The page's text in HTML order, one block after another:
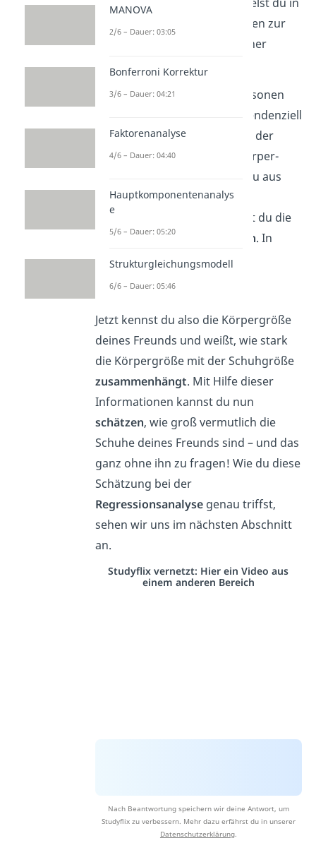
einer Tabelle alle Informationen zur
Körper- und Schuhgröße
deiner
Bekannten.
Und tatsächlich: Größere Personen
haben in deiner Stichprobe tendenziell
auch größere Füße. Wie stark der
Zusammenhang
zwischen Körper-
und Schuhgröße ist, kannst du aus
den Daten in deiner Tabelle
berechnen. Dafür verwendest du die
Produkt-Moment-Korrelation. In
deiner Stichprobe beträgt die
Korrelation
Jetzt kennst du also die Körpergröße
deines Freunds und weißt, wie stark
die Körpergröße mit der Schuhgröße
zusammenhängt. Mit Hilfe dieser
Informationen kannst du nun
schätzen, wie groß vermutlich die
Schuhe deines Freunds sind – und das
ganz ohne ihn zu fragen! Wie du diese
Schätzung bei der
Regressionsanalysegenau triffst,
sehen wir uns im nächsten Abschnitt
an.
Studyflix vernetzt: Hier ein Video aus
einem anderen Bereich
Nach Beantwortung speichern wir deine Antwort, um
Studyflix zu verbessern. Mehr dazu erfährst du in unserer
Datenschutzerklärung.
MANOVA
2/6 – Dauer: 03:05
Bonferroni Korrektur
3/6 – Dauer: 04:21
Faktorenanalyse
4/6 – Dauer: 04:40
Hauptkomponentenanalys
e
5/6 – Dauer: 05:20
Strukturgleichungsmodell
6/6 – Dauer: 05:46